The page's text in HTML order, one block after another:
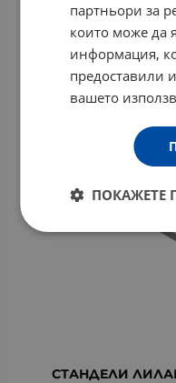
СТАНДЕЛИ
партньори за
които може да
информация,
предоставили
вашето
ПОКАЖЕТЕ